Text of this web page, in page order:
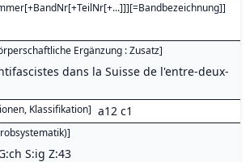
]
Ergänzung : Zusatz]
dans la Suisse de l'entre-deux-
Klassifikation] a12 c1
]
S:ig Z:43